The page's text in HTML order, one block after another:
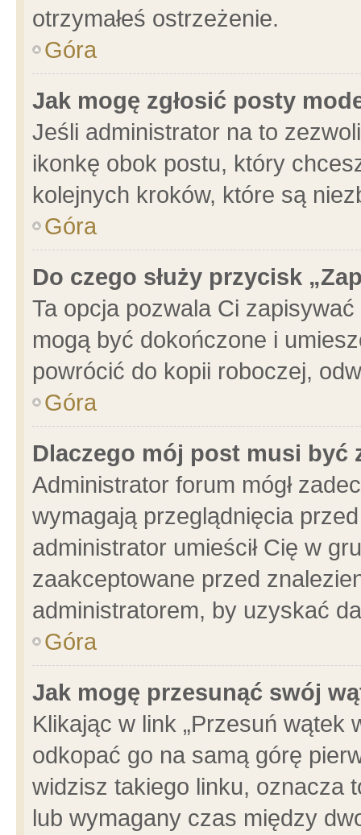
otrzymałeś ostrzeżenie.
Góra
Jak mogę zgłosić posty
Jeśli administrator na to
ikonkę obok postu, który
kolejnych kroków, które są
Góra
Do czego służy przycisk
Ta opcja pozwala Ci
mogą być dokończone i
powrócić do kopii roboczej,
Góra
Dlaczego mój post musi być
Administrator forum mógł
wymagają przeglądnięcia
administrator umieścił Cię w
zaakceptowane przed
administratorem, by uzyskać
Góra
Jak mogę przesunąć swój
Klikając w link „Przesuń wątek
odkopać go na samą górę
widzisz takiego linku, oznacza
lub wymagany czas między